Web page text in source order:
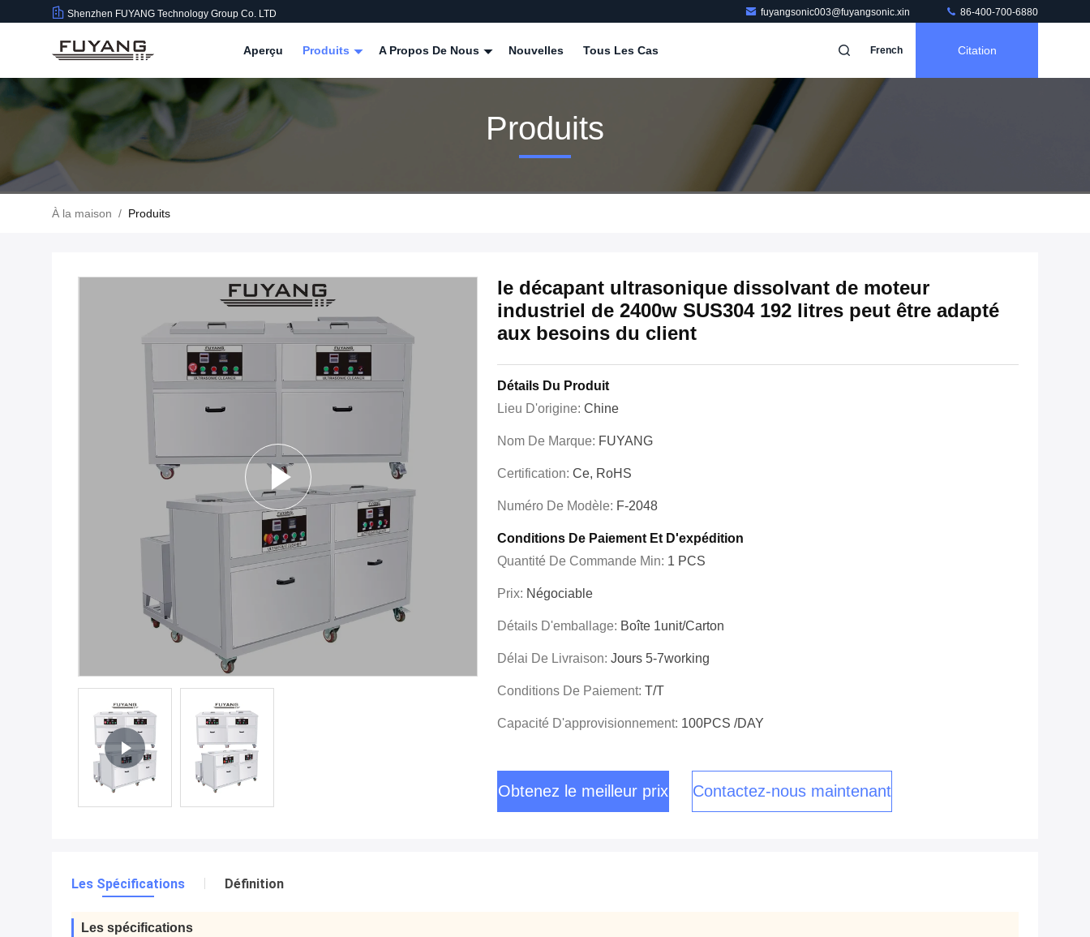
Shenzhen FUYANG Technology Group Co. LTD fuyangsonic003@fuyangsonic.xin 86-400-700-6880
Aperçu Produits A Propos De Nous Nouvelles Tous Les Cas French Citation
Produits
À la maison / Produits
le décapant ultrasonique dissolvant de moteur
industriel de 2400w SUS304 192 litres peut être adapté
aux besoins du client
Détails Du Produit
Lieu D'origine: Chine
Nom De Marque: FUYANG
Certification: Ce, RoHS
Numéro De Modèle: F-2048
Conditions De Paiement Et D'expédition
Quantité De Commande Min: 1 PCS
Prix: Négociable
Détails D'emballage: Boîte 1unit/carton
Délai De Livraison: Jours 5-7working
Conditions De Paiement: T/T
Capacité D'approvisionnement: 100PCS /DAY
Obtenez le meilleur prix Contactez-nous maintenant
Les Spécifications Définition
Les spécifications